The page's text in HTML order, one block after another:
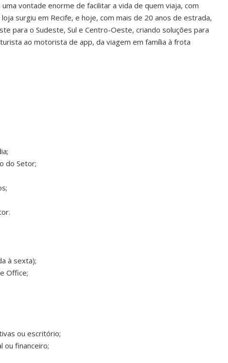
vontade enorme de facilitar a vida de quem viaja, com
surgiu em Recife, e hoje, com mais de 20 anos de estrada,
para o Sudeste, Sul e Centro-Oeste, criando soluções para
ao motorista de app, da viagem em família à frota
do Setor;
à sexta);
Office;
ou escritório;
ou financeiro;